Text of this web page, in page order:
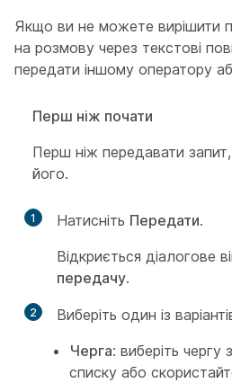
Якщо ви не можете вирішити
на розмову через текстові
передати іншому оператору
Перш ніж почати
Перш ніж передавати
його.
1 Натисніть Передати.
Відкриється діалогове
передачу.
2
Виберіть один із
Черга: виберіть чергу
списку або